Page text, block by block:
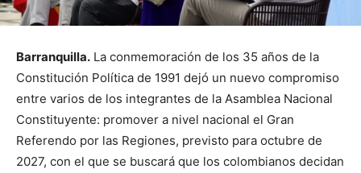
Barranquilla. La conmemoración de los 35 años de la
Constitución Política de 1991 dejó un nuevo compromiso
entre varios de los integrantes de la Asamblea Nacional
Constituyente: promover a nivel nacional el Gran
Referendo por las Regiones, previsto para octubre de
2027, con el que se buscará que los colombianos decidan